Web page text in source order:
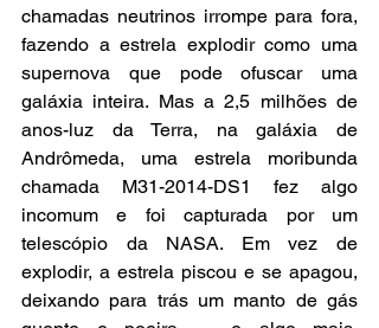
chamadas neutrinos irrompe para fora,
fazendo a estrela explodir como uma
supernova que pode ofuscar uma
galáxia inteira. Mas a 2,5 milhões de
anos-luz da Terra, na galáxia de
Andrômeda, uma estrela moribunda
chamada M31-2014-DS1 fez algo
incomum e foi capturada por um
telescópio da NASA. Em vez de
explodir, a estrela piscou e se apagou,
deixando para trás um manto de gás